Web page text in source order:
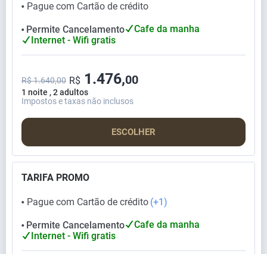
⬤ Pague com Cartão de crédito
⬤ Permite Cancelamento
Cafe da manha
Internet - Wifi gratis
1 noite , 2 adultos
R$ 1.640,00 R$ 1.476,00
Impostos e taxas não inclusos
ESCOLHER
TARIFA PROMO
⬤ Pague com Cartão de crédito (+1)
⬤ Permite Cancelamento
Cafe da manha
Internet - Wifi gratis